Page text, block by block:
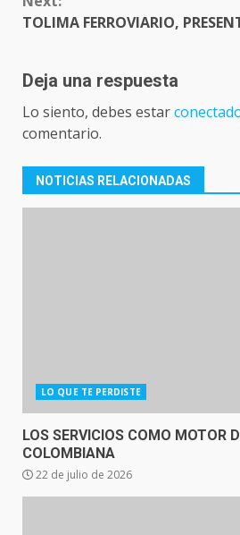
TOLIMA FERROVIARIO,
Deja una respuesta
Lo siento, debes estar
comentario.
NOTICIAS RELACIONADAS
LO QUE TE PERDISTE
LOS SERVICIOS COMO MOTOR
COLOMBIANA
22 de julio de 2026